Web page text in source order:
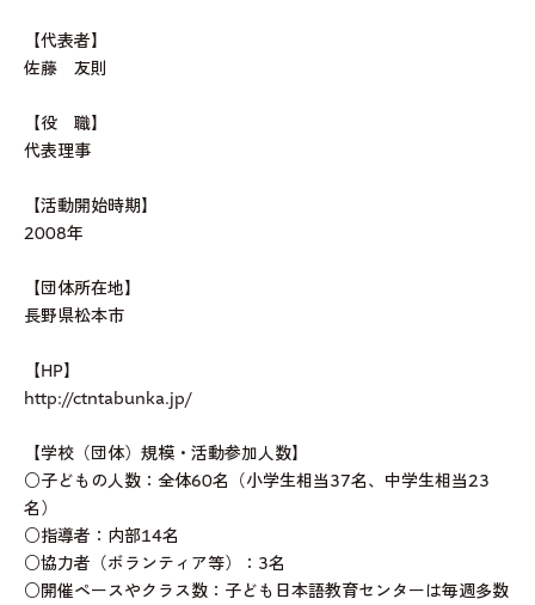
【代表者】
佐藤 友則
【役 職】
代表理事
【活動開始時期】
2008年
【団体所在地】
長野県松本市
【HP】
http://ctntabunka.jp/
【学校（団体）規模・活動参加人数】
○子どもの人数：全体60名（小学生相当37名、中学生相当23
名）
○指導者：内部14名
○協力者（ボランティア等）：3名
○開催ペースやクラス数：子ども日本語教育センターは毎週多数